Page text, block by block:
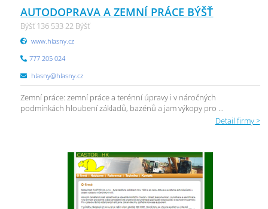
AUTODOPRAVA A ZEMNÍ PRÁCE BÝŠŤ
Býšť 136 533 22 Býšť
www.hlasny.cz
777 205 024
hlasny@hlasny.cz
Zemní práce: zemní práce a terénní úpravy i v náročných
podmínkách hloubení základů, bazénů a jam výkopy pro ...
Detail firmy >